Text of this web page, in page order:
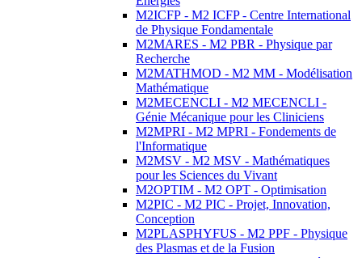
M2ICFP - M2 ICFP - Centre International
de Physique Fondamentale
M2MARES - M2 PBR - Physique par
Recherche
M2MATHMOD - M2 MM - Modélisation
Mathématique
M2MECENCLI - M2 MECENCLI -
Génie Mécanique pour les Cliniciens
M2MPRI - M2 MPRI - Fondements de
l'Informatique
M2MSV - M2 MSV - Mathématiques
pour les Sciences du Vivant
M2OPTIM - M2 OPT - Optimisation
M2PIC - M2 PIC - Projet, Innovation,
Conception
M2PLASPHYFUS - M2 PPF - Physique
des Plasmas et de la Fusion